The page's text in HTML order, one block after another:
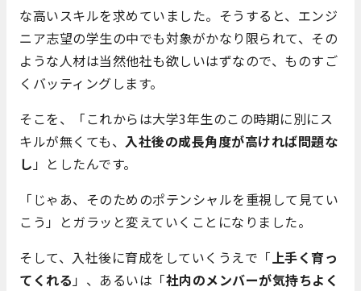
な高いスキルを求めていました。そうすると、エンジ
ニア志望の学生の中でも対象がかなり限られて、その
ような人材は当然他社も欲しいはずなので、ものすご
くバッティングします。
そこを、「これからは大学3年生のこの時期に別にス
キルが無くても、 入社後の成長角度が高ければ問題な
し」としたんです。
「じゃあ、そのためのポテンシャルを重視して見てい
こう」とガラッと変えていくことになりました。
そして、入社後に育成をしていくうえで「上手く育っ
てくれる」、あるいは「社内のメンバーが気持ちよく